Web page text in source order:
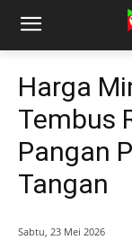
Harga
Tembus
Pangan
Tangan
Sabtu, 23 Mei 2026